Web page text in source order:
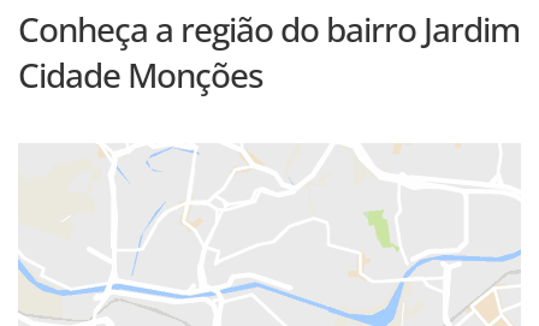
Conheça a região do bairro Jardim
Cidade Monções